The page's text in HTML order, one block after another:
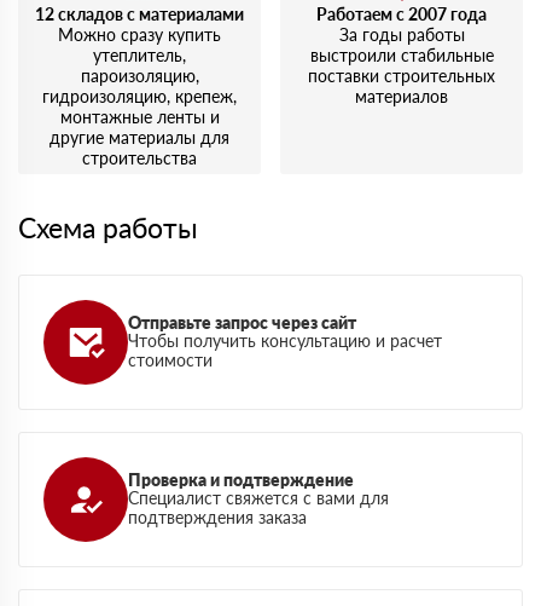
12 складов с материалами
Можно сразу купить
утеплитель,
пароизоляцию,
гидроизоляцию, крепеж,
монтажные ленты и
другие материалы для
строительства
Работаем с 2007 года
За годы работы
выстроили стабильные
поставки строительных
материалов
Схема работы
Отправьте запрос через сайт
Чтобы получить консультацию и расчет
стоимости
Проверка и подтверждение
Специалист свяжется с вами для
подтверждения заказа